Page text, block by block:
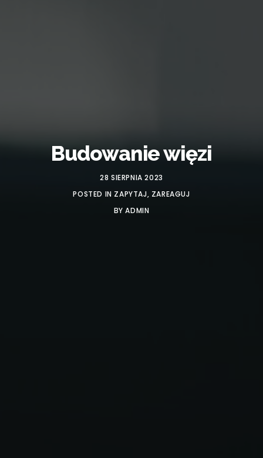
Budowanie więzi
28 SIERPNIA 2023
POSTED IN ZAPYTAJ, ZAREAGUJ
BYADMIN